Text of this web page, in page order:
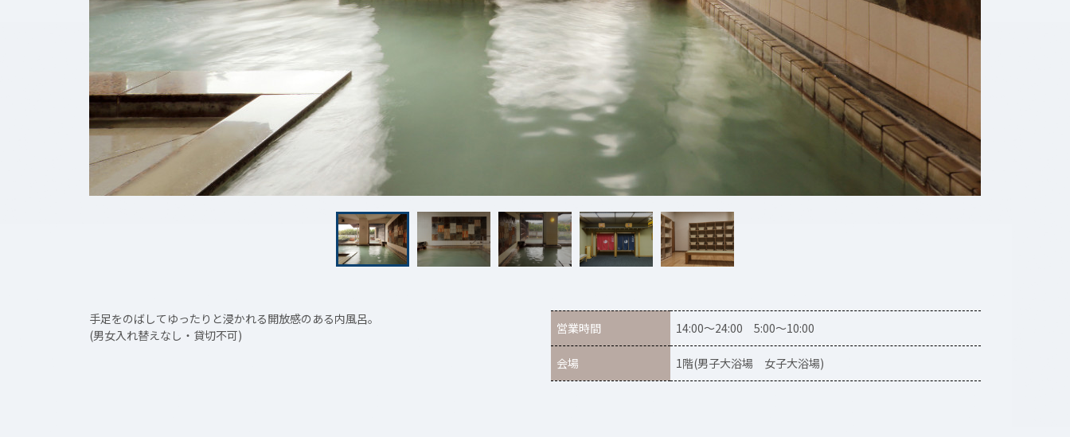
手足をのばしてゆったりと浸かれる開放感のある内風呂。
(男女入れ替えなし・貸切不可)
営業時間 14:00～24:00 5:00～10:00
会場 1階(男子大浴場 女子大浴場)